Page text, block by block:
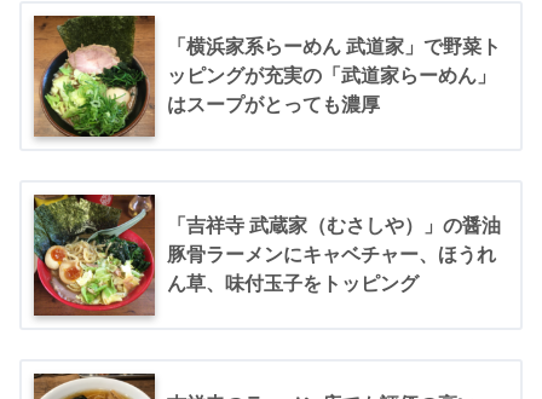
「横浜家系らーめん 武道家」で野菜ト
ッピングが充実の「武道家らーめん」
はスープがとっても濃厚
「吉祥寺 武蔵家（むさしや）」の醤油
豚骨ラーメンにキャベチャー、ほうれ
ん草、味付玉子をトッピング